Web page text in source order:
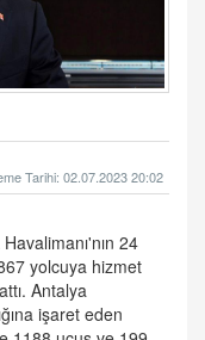
Tarihi: 02.07.2023 20:02
24
yolcuya hizmet
Antalya
işaret eden